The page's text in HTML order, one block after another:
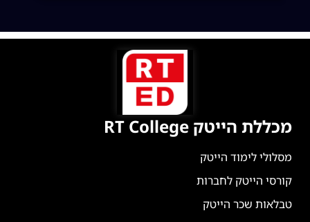
מכללת הייטק RT College
מסלולי לימוד הייטק
קורסי הייטק לחברות
טבלאות שכר הייטק